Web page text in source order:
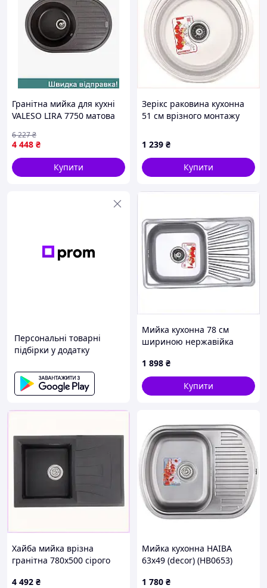
Гранітна мийка для кухні
VALESO LIRA 7750 матова
4 448 ₴
6 227₴
Купити
Зерікс раковина кухонна
51 см врізного монтажу
1 239 ₴
Купити
Персональні товарні
підбірки у додатку
Мийка кухонна 78 см
шириною нержавійка
1 898 ₴
Купити
Хайба мийка врізна
гранітна 780x500 сірого
4 492 ₴
Мийка кухонна HAIBA
63x49 (decor) (HB0653)
1 780 ₴